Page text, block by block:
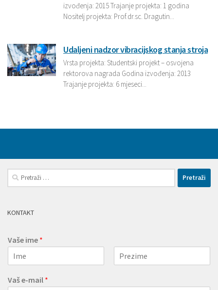
izvođenja: 2015 Trajanje projekta: 1 godina
Nositelj projekta: Prof.dr.sc. Dragutin...
Udaljeni nadzor vibracijskog stanja stroja
Vrsta projekta: Studentski projekt – osvojena
rektorova nagrada Godina izvođenja: 2013
Trajanje projekta: 6 mjeseci...
Pretraži:
KONTAKT
Vaše ime *
Vaš e-mail *